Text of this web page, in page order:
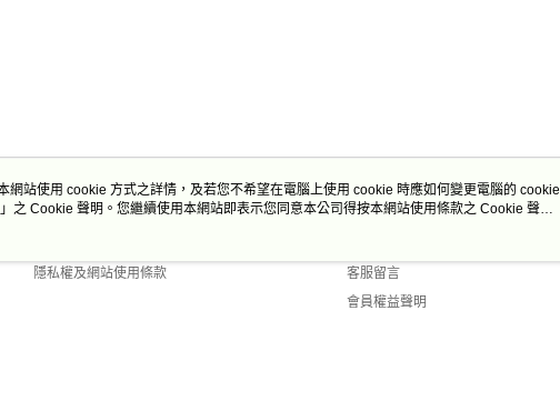
關於我們
隱私權及網站使用條款
客服資訊
客服留言
會員權益聲明
網站使用 cookie 方式之詳情，及若您不希望在電腦上使用 cookie 時應如何變更電腦的 cookie
」之 Cookie 聲明。您繼續使用本網站即表示您同意本公司得按本網站使用條款之 Cookie 聲明